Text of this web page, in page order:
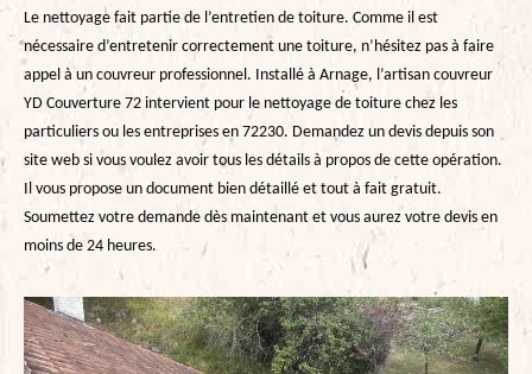
Le nettoyage fait partie de l’entretien de toiture. Comme il est
nécessaire d’entretenir correctement une toiture, n’hésitez pas à faire
appel à un couvreur professionnel. Installé à Arnage, l’artisan couvreur
YD Couverture 72 intervient pour le nettoyage de toiture chez les
particuliers ou les entreprises en 72230. Demandez un devis depuis son
site web si vous voulez avoir tous les détails à propos de cette opération.
Il vous propose un document bien détaillé et tout à fait gratuit.
Soumettez votre demande dès maintenant et vous aurez votre devis en
moins de 24 heures.